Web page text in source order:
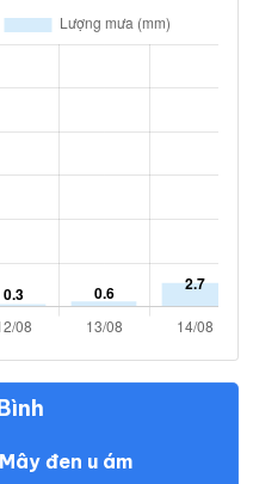
Mây đen u ám